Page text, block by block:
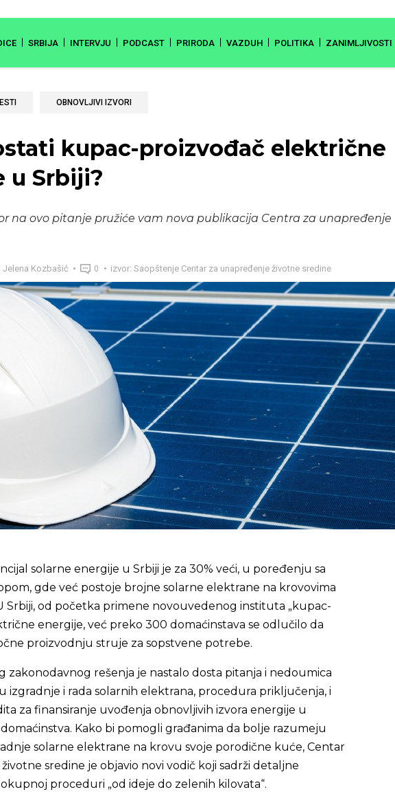
SRBIJA INTERVJU PODCAST PRIRODA VAZDUH POLITIKA ZANIMLJIVOSTI
OBNOVLJIVI IZVORI
kupac-proizvođač električne
u Srbiji?
na ovo pitanje pružiće vam nova publikacija Centra za unapređenje
Jelena Kozbašić 0 izvor: Saopštenje Centar za unapređenje životne sredine
solarne energije u Srbiji je za 30% veći, u poređenju sa
gde već postoje brojne solarne elektrane na krovovima
Srbiji, od početka primene novouvedenog instituta „kupac-
energije, već preko 300 domaćinstava se odlučilo da
proizvodnju struje za sopstvene potrebe.
zakonodavnog rešenja je nastalo dosta pitanja i nedoumica
izgradnje i rada solarnih elektrana, procedura priključenja, i
za finansiranje uvođenja obnovljivih izvora energije u
Kako bi pomogli građanima da bolje razumeju
solarne elektrane na krovu svoje porodične kuće, Centar
sredine je objavio novi vodič koji sadrži detaljne
proceduri „od ideje do zelenih kilovata“.